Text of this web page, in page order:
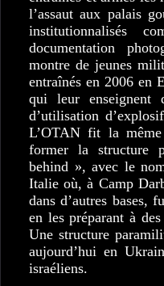
l’assaut aux palais
institutionnalisés
documentation
montre de jeunes
entraînés en 2006 en
qui leur enseignent
d’utilisation
L’OTAN fit la
former la structure
behind », avec le
Italie où, à Camp
dans d’autres bases,
en les préparant à
Une structure
aujourd’hui en
israéliens.